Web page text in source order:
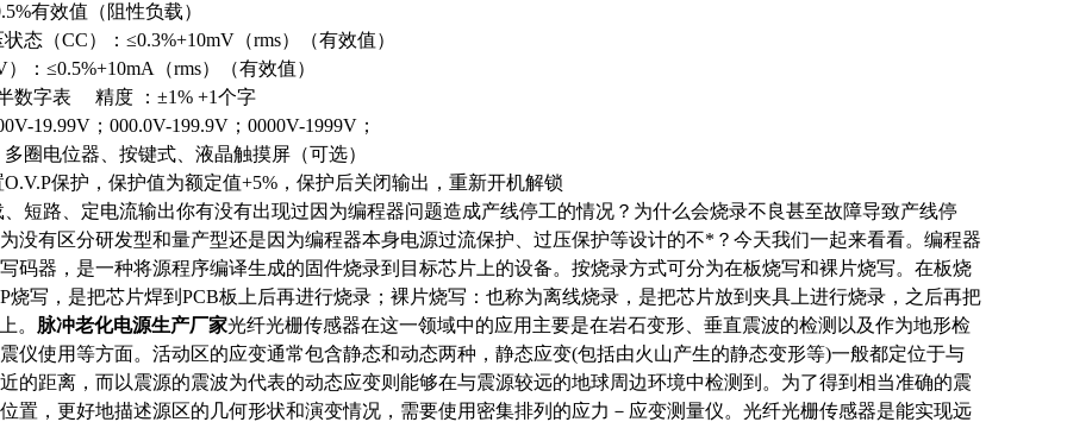
有效值（阻性负载）
状态（CC）：≤0.3%+10mV（rms）（有效值）
）：≤0.5%+10mA（rms）（有效值）
数字表 精度 ：±1% +1个字
19.99V；000.0V-199.9V；0000V-1999V；
多圈电位器、按键式、液晶触摸屏（可选）
O.V.P保护，保护值为额定值+5%，保护后关闭输出，重新开机解锁
、短路、定电流输出你有没有出现过因为编程器问题造成产线停工的情况？为什么会烧录不良甚至故障导致产线停
没有区分研发型和量产型还是因为编程器本身电源过流保护、过压保护等设计的不*？今天我们一起来看看。编程器
码器，是一种将源程序编译生成的固件烧录到目标芯片上的设备。按烧录方式可分为在板烧写和裸片烧写。在板烧
烧写，是把芯片焊到PCB板上后再进行烧录；裸片烧写：也称为离线烧录，是把芯片放到夹具上进行烧录，之后再把
。 脉冲老化电源生产厂家光纤光栅传感器在这一领域中的应用主要是在岩石变形、垂直震波的检测以及作为地形检
仪使用等方面。活动区的应变通常包含静态和动态两种，静态应变(包括由火山产生的静态变形等)一般都定位于与
的距离，而以震源的震波为代表的动态应变则能够在与震源较远的地球周边环境中检测到。为了得到相当准确的震
置，更好地描述源区的几何形状和演变情况，需要使用密集排列的应力－应变测量仪。光纤光栅传感器是能实现远